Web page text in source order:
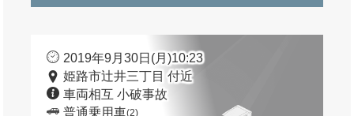
2019年9月30日(月)10:23
姫路市辻井三丁目 付近
車両相互 小破事故
普通乗用車(2)